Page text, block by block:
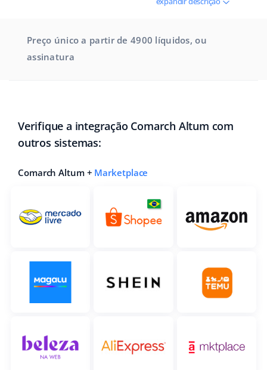
Preço único a partir de 4900 líquidos, ou
assinatura
Verifique a integração Comarch Altum com
outros sistemas:
Comarch Altum + Marketplace